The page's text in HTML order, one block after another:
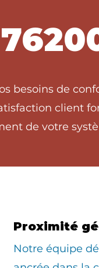
besoins de
client
de votre
Proximité
​Notre équipe